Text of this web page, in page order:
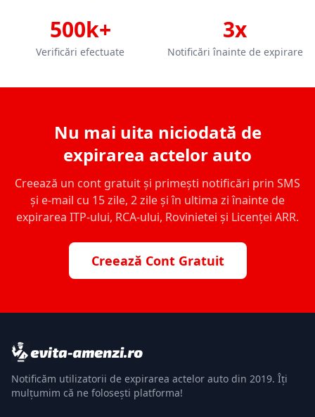
500k+
Verificări efectuate
3x
Notificări înainte de expirare
Nu mai uita niciodată de
expirarea actelor auto
Creează un cont gratuit și primești notificări prin SMS
și e-mail cu 15 zile, 2 zile și în ultima zi înainte de
expirarea ITP-ului, RCA-ului, Rovinietei și Licenței ARR.
Creează Cont Gratuit
Notificăm utilizatorii de expirarea actelor auto din 2019. Îți
mulțumim că ne folosești platforma!